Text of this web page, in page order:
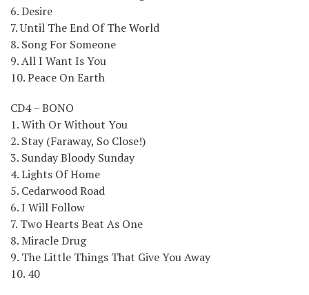
6. Desire
7. Until The End Of The World
8. Song For Someone
9. All I Want Is You
10. Peace On Earth
CD4 – BONO
1. With Or Without You
2. Stay (Faraway, So Close!)
3. Sunday Bloody Sunday
4. Lights Of Home
5. Cedarwood Road
6. I Will Follow
7. Two Hearts Beat As One
8. Miracle Drug
9. The Little Things That Give You Away
10. 40